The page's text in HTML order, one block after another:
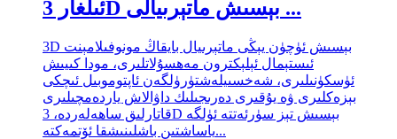
ئىلغار 3D بېسىش ماتېرىيالى ...
3D بېسىش ئۈچۈن يېڭى ماتېرىيال بايقاڭ مونوفىلامېنت
ئىستېمال ئېلېكترون مەھسۇلاتلىرى، مودا كىيىش
ئۈسكۈنىلىرى، شەخسىيلەشتۈرۈلگەن ئاپتوموبىل ئىچكى
بېزەكلىرى ۋە يۇقىرى دەرىجىلىك داۋالاش ياردەمچىلىرى
قاتارلىق ساھەلەردە، 3D بېسىش تېز سۈرئەتتە ئۈلگە
ياساشتىن باشلىنىشقا ئۆتمەكتە...